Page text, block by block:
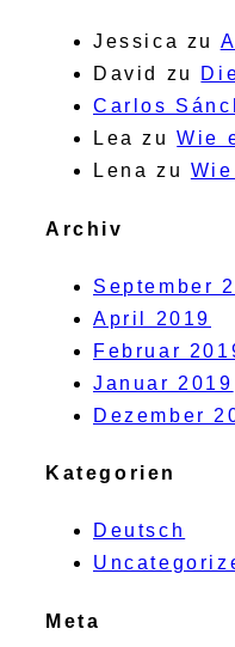
Jessica zu
David
zu
Carlos
Lea zuWie
Lena zu
Archiv
September
April 2019
Februar
Januar 2019
Dezember
Kategorien
Deutsch
Meta